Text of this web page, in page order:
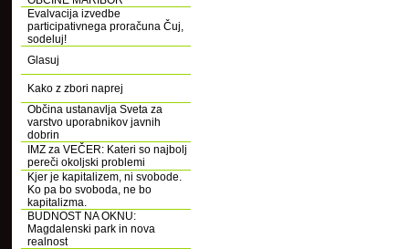
Evalvacija izvedbe
participativnega proračuna Čuj,
sodeluj!
Glasuj
Kako z zbori naprej
Občina ustanavlja Sveta za
varstvo uporabnikov javnih
dobrin
IMZ za VEČER: Kateri so najbolj
pereči okoljski problemi
Kjer je kapitalizem, ni svobode.
Ko pa bo svoboda, ne bo
kapitalizma.
BUDNOST NA OKNU:
Magdalenski park in nova
realnost